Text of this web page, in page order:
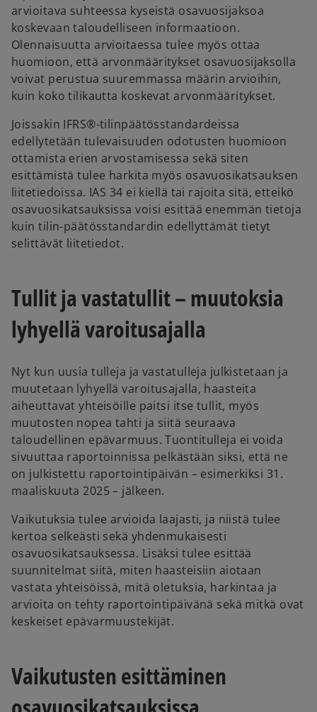
arvioitava suhteessa kyseistä osavuosijaksoa
koskevaan taloudelliseen informaatioon.
Olennaisuutta arvioitaessa tulee myös ottaa
huomioon, että arvonmääritykset osavuosijaksolla
voivat perustua suuremmassa määrin arvioihin,
kuin koko tilikautta koskevat arvonmääritykset.
Joissakin IFRS®-tilinpäätösstandardeissa
edellytetään tulevaisuuden odotusten huomioon
ottamista erien arvostamisessa sekä siten
esittämistä tulee harkita myös osavuosikatsauksen
liitetiedoissa. IAS 34 ei kiellä tai rajoita sitä, etteikö
osavuosikatsauksissa voisi esittää enemmän tietoja
kuin tilin-päätösstandardin edellyttämät tietyt
selittävät liitetiedot.
Tullit ja vastatullit – muutoksia
lyhyellä varoitusajalla
Nyt kun uusia tulleja ja vastatulleja julkistetaan ja
muutetaan lyhyellä varoitusajalla, haasteita
aiheuttavat yhteisöille paitsi itse tullit, myös
muutosten nopea tahti ja siitä seuraava
taloudellinen epävarmuus. Tuontitulleja ei voida
sivuuttaa raportoinnissa pelkästään siksi, että ne
on julkistettu raportointipäivän – esimerkiksi 31.
maaliskuuta 2025 – jälkeen.
Vaikutuksia tulee arvioida laajasti, ja niistä tulee
kertoa selkeästi sekä yhdenmukaisesti
osavuosikatsauksessa. Lisäksi tulee esittää
suunnitelmat siitä, miten haasteisiin aiotaan
vastata yhteisöissä, mitä oletuksia, harkintaa ja
arvioita on tehty raportointipäivänä sekä mitkä ovat
keskeiset epävarmuustekijät.
Vaikutusten esittäminen